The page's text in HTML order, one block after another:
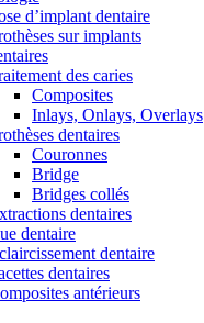
d’implant dentaire
sur implants
des caries
Composites
Inlays, Onlays, Overlays
dentaires
Couronnes
Bridge
Bridges collés
dentaires
dentaire
dentaire
dentaires
antérieurs